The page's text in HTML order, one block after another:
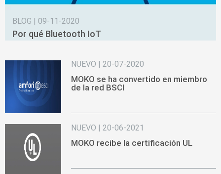
BLOG | 09-11-2020
Por qué Bluetooth IoT
NUEVO | 20-07-2020
MOKO se ha convertido en miembro
de la red BSCI
NUEVO | 20-06-2021
MOKO recibe la certificación UL